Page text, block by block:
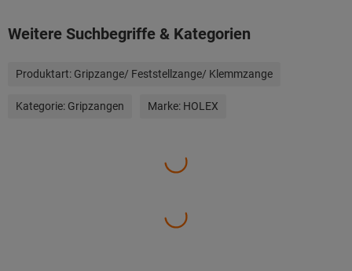
Weitere Suchbegriffe & Kategorien
Produktart: Gripzange/ Feststellzange/ Klemmzange
Kategorie: Gripzangen Marke: HOLEX